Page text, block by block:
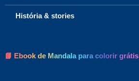
História & stories
📘 Ebook de Mandala para colorir grátis